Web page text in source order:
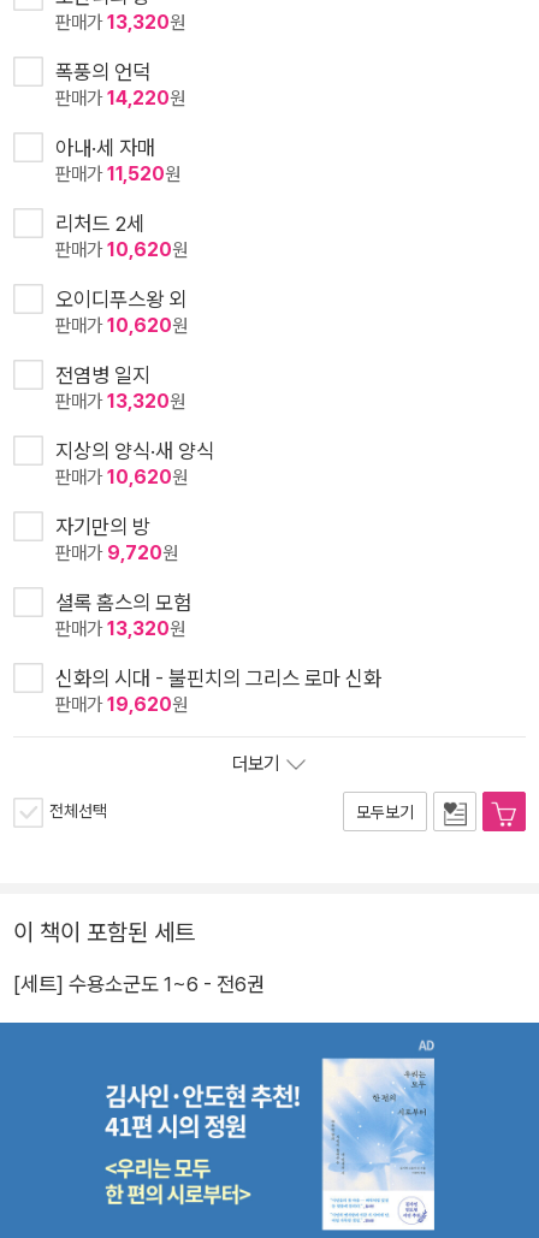
판매가13,320원
폭풍의 언덕
판매가14,220원
아내·세 자매
판매가11,520원
리처드 2세
판매가10,620원
오이디푸스왕 외
판매가10,620원
전염병 일지
판매가13,320원
지상의 양식·새 양식
판매가10,620원
자기만의 방
판매가 9,720원
셜록 홈스의 모험
판매가13,320원
신화의 시대 - 불핀치의 그리스 로마 신화
판매가19,620원
더보기
전체선택 모두보기
이 책이 포함된 세트
[세트] 수용소군도 1~6 - 전6권